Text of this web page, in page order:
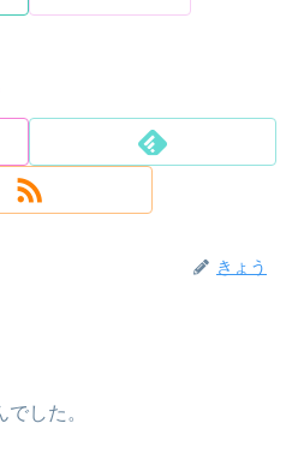
きょう
した。